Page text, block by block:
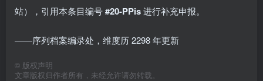
站），引用本条目编号#20-PPis进行补充申报。
——序列档案编录处，维度历 2298 年更新
© 版权声明
文章版权归作者所有，未经允许请勿转载。